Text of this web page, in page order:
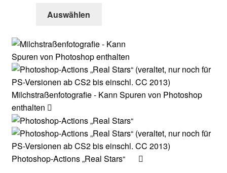
Auswählen
Milchstraßenfotografie - Kann Spuren von Photoshop
enthalten
Photoshop-Actions „Real Stars“